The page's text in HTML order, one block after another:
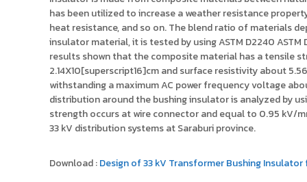
t
o
r
y
:
ค
ลั
ง
อ
ค
ล
ธั
ญ
บุ
รี
has been utilized to increase a weather resistance
heat resistance, and so on. The blend ratio of materials
insulator material, it is tested by using ASTM D2240 ASTM
results shown that the composite material has a tensile
2.14X10[superscript16]cm and surface resistivity about
withstanding a maximum AC power frequency voltage
distribution around the bushing insulator is analyzed by
strength occurs at wire connector and equal to 0.95 kV/
33 kV distribution systems at Saraburi province.
Download :Design of 33 kV Transformer Bushing Insulator